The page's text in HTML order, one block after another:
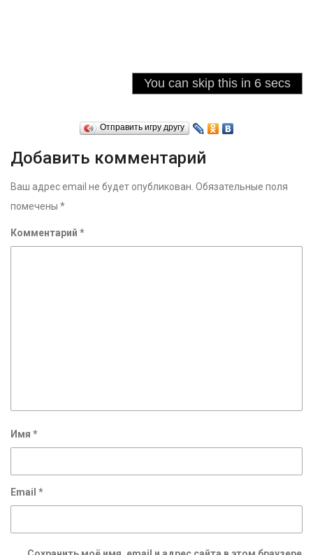
Отправить игру другу
Добавить комментарий
Ваш адрес email не будет опубликован. Обязательные поля
помечены *
Комментарий *
Имя *
Email *